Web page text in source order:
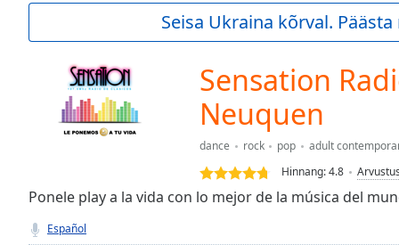
Current
-:-
live,
behind
LIVE
Seisa Ukraina kõrval.
Sensation
Neuquen
dance rock pop adult
Hinnang:4.8
Ponele play a la vida con lo mejor de la música del
Español